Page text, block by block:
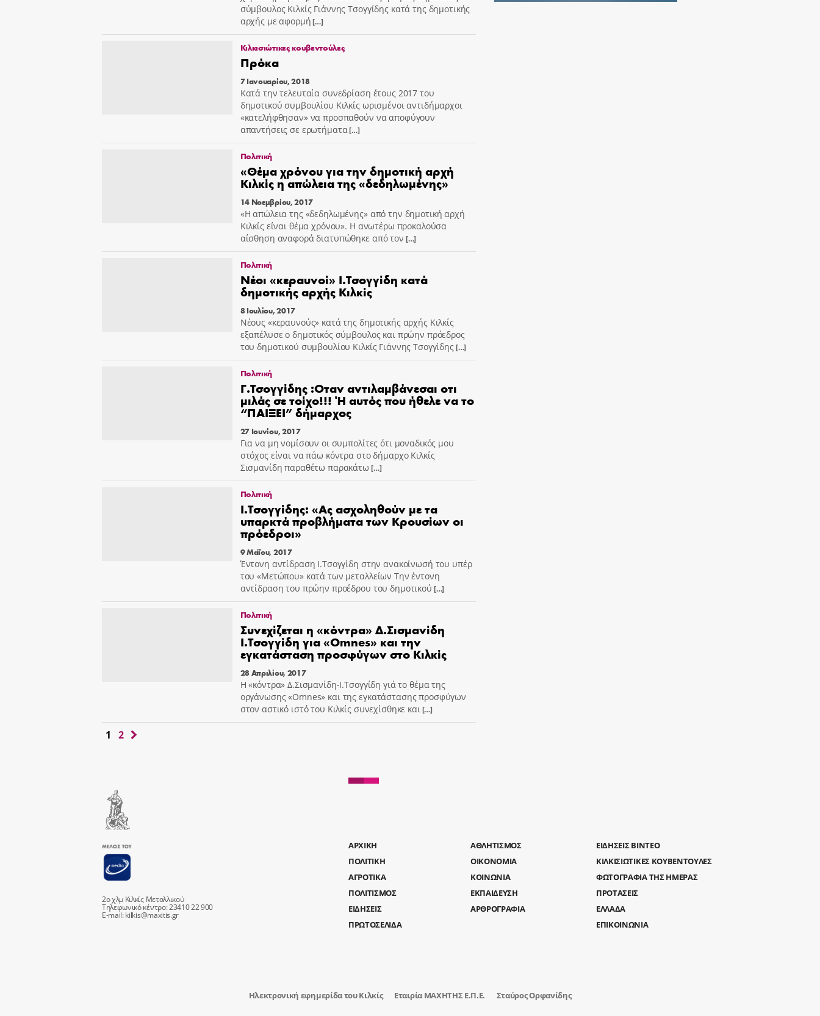
σύμβουλος Κιλκίς Γιάννης Τσογγίδης κατά της δημοτικής
αρχής με αφορμή[…]
Κιλκισιώτικες κουβεντούλες
Πρόκα
7 Ιανουαρίου, 2018
Κατά την τελευταία συνεδρίαση έτους 2017 του
δημοτικού συμβουλίου Κιλκίς ωρισμένοι αντιδήμαρχοι
«κατελήφθησαν» να προσπαθούν να αποφύγουν
απαντήσεις σε ερωτήματα[…]
Πολιτική
«Θέμα χρόνου για την δημοτική αρχή
Κιλκίς η απώλεια της «δεδηλωμένης»
14 Νοεμβρίου, 2017
«Η απώλεια της «δεδηλωμένης» από την δημοτική αρχή
Κιλκίς είναι θέμα χρόνου». Η ανωτέρω προκαλούσα
αίσθηση αναφορά διατυπώθηκε από τον […]
Πολιτική
Νέοι «κεραυνοί» Ι.Τσογγίδη κατά
δημοτικής αρχής Κιλκίς
8 Ιουλίου, 2017
Νέους «κεραυνούς» κατά της δημοτικής αρχής Κιλκίς
εξαπέλυσε ο δημοτικός σύμβουλος και πρώην πρόεδρος
του δημοτικού συμβουλίου Κιλκίς Γιάννης Τσογγίδης[…]
Πολιτική
Γ.Τσογγίδης :Οταν αντιλαμβάνεσαι οτι
μιλάς σε τοίχο!!! Ή αυτός που ήθελε να το
“ΠΑΙΞΕΙ” δήμαρχος
27 Ιουνίου, 2017
Για να μη νομίσουν οι συμπολίτες ότι μοναδικός μου
στόχος είναι να πάω κόντρα στο δήμαρχο Κιλκίς
Σισμανίδη παραθέτω παρακάτω […]
Πολιτική
Ι.Τσογγίδης: «Ας ασχοληθούν με τα
υπαρκτά προβλήματα των Κρουσίων οι
πρόεδροι»
9 Μαΐου, 2017
Έντονη αντίδραση Ι.Τσογγίδη στην ανακοίνωσή του υπέρ
του «Μετώπου» κατά των μεταλλείων Την έντονη
αντίδραση του πρώην προέδρου του δημοτικού […]
Πολιτική
Συνεχίζεται η «κόντρα» Δ.Σισμανίδη
Ι.Τσογγίδη για «Omnes» και την
εγκατάσταση προσφύγων στο Κιλκίς
28 Απριλίου, 2017
Η «κόντρα» Δ.Σισμανίδη-Ι.Τσογγίδη γιά το θέμα της
οργάνωσης «Omnes» και της εγκατάστασης προσφύγων
στον αστικό ιστό του Κιλκίς συνεχίσθηκε και[…]
1 2
2ο χλμ Κιλκίς Μεταλλικού
Τηλεφωνικό κέντρο: 23410 22 900
E-mail:kilkis@maxitis.gr
AΡΧΙΚΗ
ΑΘΛΗΤΙΣΜΟΣ
ΠΟΛΙΤΙΚΗ
ΟΙΚΟΝΟΜΙΑ
ΑΓΡΟΤΙΚΑ
ΚΟΙΝΩΝΙΑ
ΠΟΛΙΤΙΣΜΟΣ
ΕΚΠΑΙΔΕΥΣΗ
ΕΙΔΗΣΕΙΣ
ΑΡΘΡΟΓΡΑΦΙΑ
ΠΡΩΤΟΣΕΛΙΔΑ
ΕΙΔΗΣΕΙΣ ΒΙΝΤΕΟ
ΚΙΛΚΙΣΙΩΤΙΚΕΣ ΚΟΥΒΕΝΤΟΥΛΕΣ
ΦΩΤΟΓΡΑΦΙΑ ΤΗΣ ΗΜΕΡΑΣ
ΠΡΟΤΑΣΕΙΣ
ΕΛΛΑΔΑ
ΕΠΙΚΟΙΝΩΝΙΑ
Ηλεκτρονική εφημερίδα του Κιλκίς Εταιρία ΜΑΧΗΤΗΣ Ε.Π.Ε. Σταύρος Ορφανίδης